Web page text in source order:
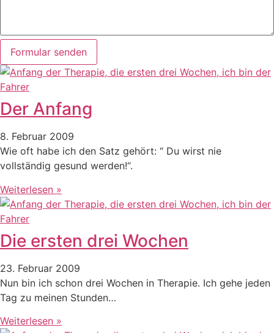
Formular senden
Der Anfang
8. Februar 2009
Wie oft habe ich den Satz gehört: “ Du wirst nie
vollständig gesund werden!“.
Weiterlesen »
Die ersten drei Wochen
23. Februar 2009
Nun bin ich schon drei Wochen in Therapie. Ich gehe jeden
Tag zu meinen Stunden…
Weiterlesen »